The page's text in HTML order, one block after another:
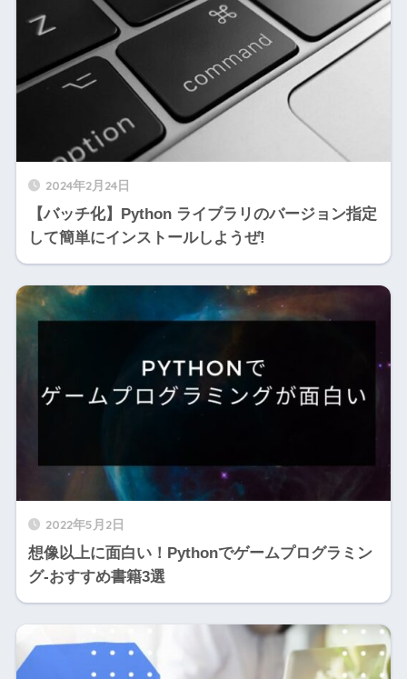
2024年2月24日
【バッチ化】Python ライブラリのバージョン指定
して簡単にインストールしようぜ!
2022年5月2日
想像以上に面白い！Pythonでゲームプログラミン
グ-おすすめ書籍3選